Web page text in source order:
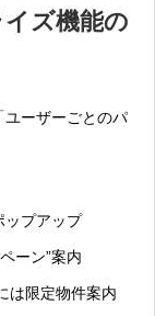
ズ機能の
ーザーごとのパ
ップアップ
ーン”案内
は限定物件案内